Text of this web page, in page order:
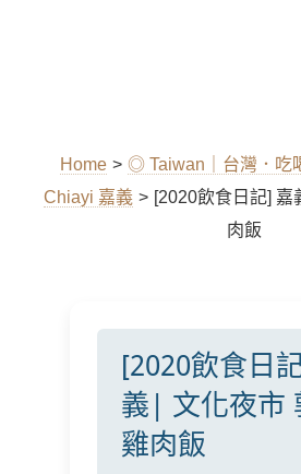
Home > ◎ Taiwan｜台灣．吃
Chiayi 嘉義 > [2020飲食日記] 嘉
肉飯
[2020飲食日
義| 文化夜市
雞肉飯